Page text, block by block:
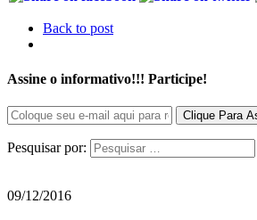
Back to post
Assine o informativo!!! Participe!
Pesquisar por:
09/12/2016